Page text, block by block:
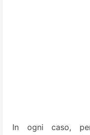
In ogni caso,